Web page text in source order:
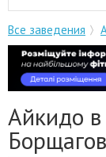
Все заведения
Айкидо